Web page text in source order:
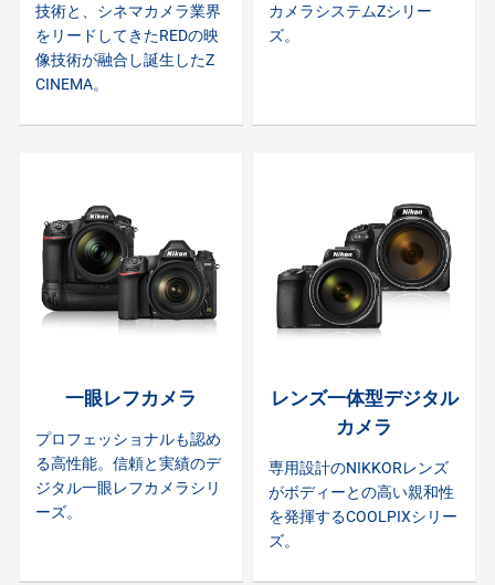
技術と、シネマカメラ業界
をリードしてきたREDの映
像技術が融合し誕生したZ
CINEMA。
カメラシステムZシリー
ズ。
一眼レフカメラ
プロフェッショナルも認め
る高性能。信頼と実績のデ
ジタル一眼レフカメラシリ
ーズ。
レンズ一体型デジタル
カメラ
専用設計のNIKKORレンズ
がボディーとの高い親和性
を発揮するCOOLPIXシリー
ズ。